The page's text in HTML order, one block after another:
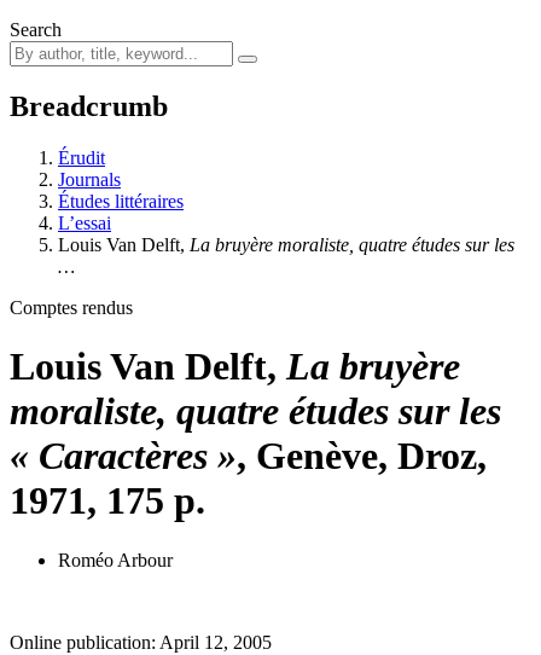
Search
Breadcrumb
Érudit
Journals
Études littéraires
L’essai
Louis Van Delft, La bruyère moraliste, quatre études sur les
…
Comptes rendus
Louis Van Delft, La bruyère
moraliste, quatre études sur les
« Caractères », Genève, Droz,
1971, 175 p.
Roméo Arbour
Online publication: April 12, 2005